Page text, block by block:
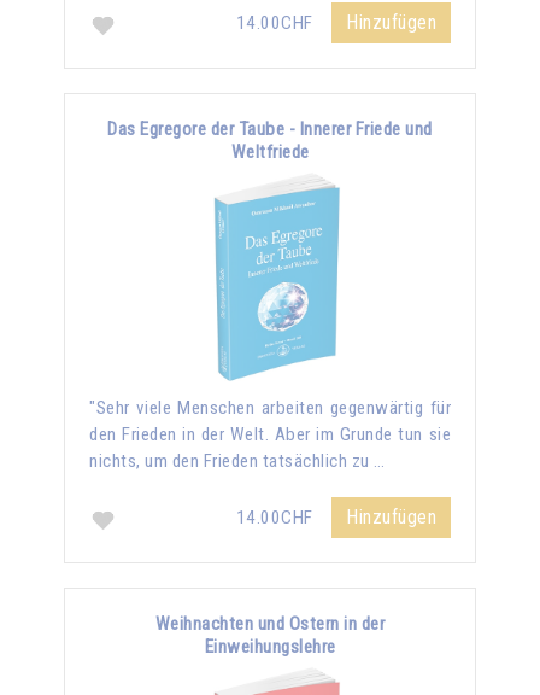
14.00CHF Hinzufügen
Das Egregore der Taube - Innerer Friede und
Weltfriede
"Sehr viele Menschen arbeiten gegenwärtig für
den Frieden in der Welt. Aber im Grunde tun sie
nichts, um den Frieden tatsächlich zu …
14.00CHF Hinzufügen
Weihnachten und Ostern in der
Einweihungslehre